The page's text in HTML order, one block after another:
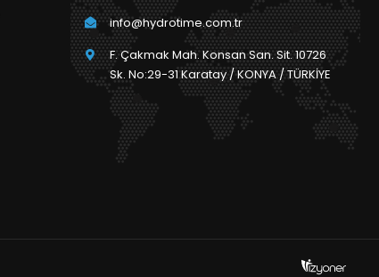
info@hydrotime.com.tr
F. Çakmak Mah. Konsan San. Sit. 10726
Sk. No:29-31 Karatay / KONYA / TÜRKİYE